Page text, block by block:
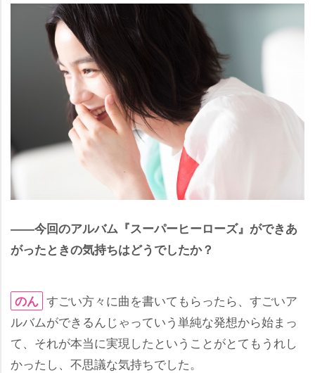
――今回のアルバム『スーパーヒーローズ』ができあ
がったときの気持ちはどうでしたか？
のん すごい方々に曲を書いてもらったら、すごいア
ルバムができるんじゃっていう単純な発想から始まっ
て、それが本当に実現したということがとてもうれし
かったし、不思議な気持ちでした。